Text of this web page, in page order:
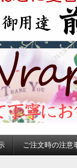
ご注文時の注意